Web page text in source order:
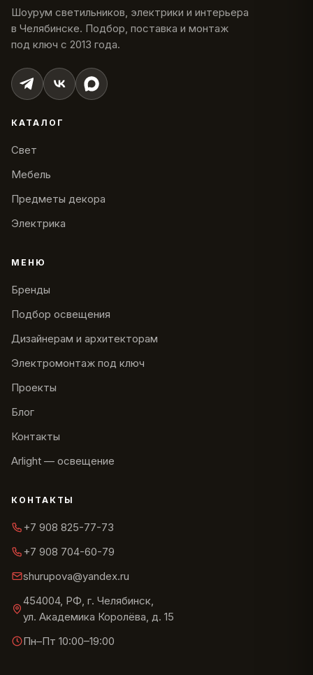
Шоурум светильников, электрики и интерьера
в Челябинске. Подбор, поставка и монтаж
под ключ с 2013 года.
КАТАЛОГ
Свет
Мебель
Предметы декора
Электрика
МЕНЮ
Бренды
Подбор освещения
Дизайнерам и архитекторам
Электромонтаж под ключ
Проекты
Блог
Контакты
Arlight — освещение
КОНТАКТЫ
+7 908 825-77-73
+7 908 704-60-79
shurupova@yandex.ru
454004, РФ, г. Челябинск,
ул. Академика Королёва, д. 15
Пн–Пт 10:00–19:00